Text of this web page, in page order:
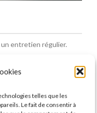
telles que les
Le fait de consentir à
entretien régulier.
L'automobile Magazine